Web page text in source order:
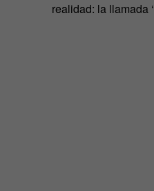
realidad: la llamada ‘